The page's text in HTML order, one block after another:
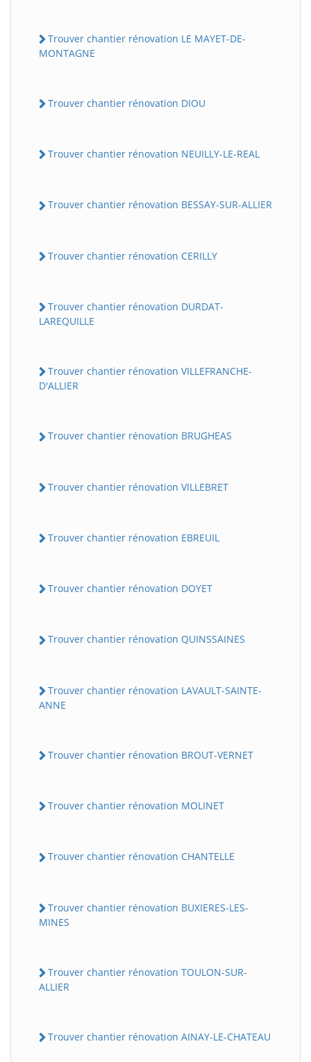
Trouver chantier rénovation LE MAYET-DE-
MONTAGNE
Trouver chantier rénovation DIOU
Trouver chantier rénovation NEUILLY-LE-REAL
Trouver chantier rénovation BESSAY-SUR-ALLIER
Trouver chantier rénovation CERILLY
Trouver chantier rénovation DURDAT-
LAREQUILLE
Trouver chantier rénovation VILLEFRANCHE-
D'ALLIER
Trouver chantier rénovation BRUGHEAS
Trouver chantier rénovation VILLEBRET
Trouver chantier rénovation EBREUIL
Trouver chantier rénovation DOYET
Trouver chantier rénovation QUINSSAINES
Trouver chantier rénovation LAVAULT-SAINTE-
ANNE
Trouver chantier rénovation BROUT-VERNET
Trouver chantier rénovation MOLINET
Trouver chantier rénovation CHANTELLE
Trouver chantier rénovation BUXIERES-LES-
MINES
Trouver chantier rénovation TOULON-SUR-
ALLIER
Trouver chantier rénovation AINAY-LE-CHATEAU